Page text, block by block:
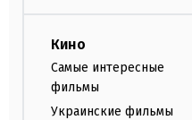
Кино
Самые интересные
фильмы
Украинские фильмы